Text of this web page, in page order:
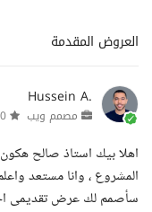
العروض المقدمة
Hussein A.
مصمم ويب
اهلا بيك استاذ صالح
المشروع ، وانا مستعد
سأصمم لك عرض تقديمى